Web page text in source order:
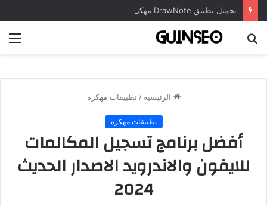
الرئيسية / تطبيقات مهكرة
تطبيقات مهكرة
أفضل برنامج تسجيل المكالمات
للايفون والاندرويد الاصدار الحديث
2024